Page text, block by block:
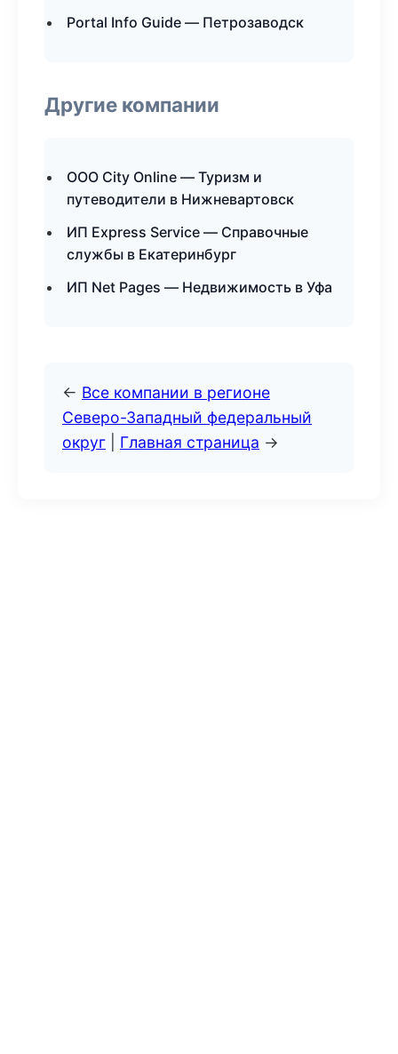
Portal Info Guide — Петрозаводск
Другие компании
ООО City Online — Туризм и
путеводители в Нижневартовск
ИП Express Service — Справочные
службы в Екатеринбург
ИП Net Pages — Недвижимость в Уфа
← Все компании в регионе
Северо-Западный федеральный
округ
Главная страница →